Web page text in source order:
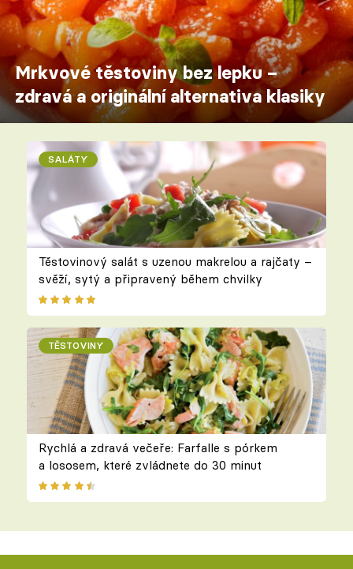
Mrkvové těstoviny bez lepku –
zdravá a originální alternativa klasiky
SALÁTY
Těstovinový salát s uzenou makrelou a rajčaty –
svěží, sytý a připravený během chvilky
TĚSTOVINY
Rychlá a zdravá večeře: Farfalle s pórkem
a lososem, které zvládnete do 30 minut